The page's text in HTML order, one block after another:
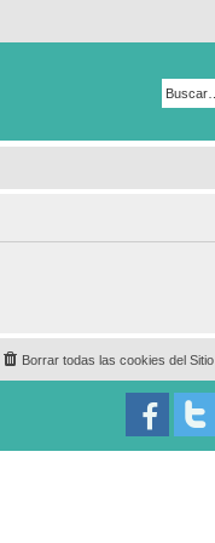
Borrar todas las cookies del Sitio